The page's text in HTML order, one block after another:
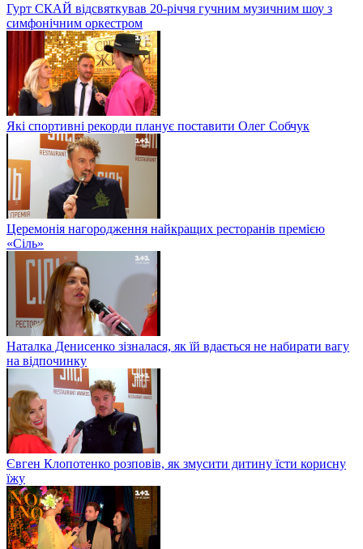
Гурт СКАЙ відсвяткував 20-річчя гучним музичним шоу з
симфонічним оркестром
Які спортивні рекорди планує поставити Олег Собчук
Церемонія нагородження найкращих ресторанів премією
«Сіль»
Наталка Денисенко зізналася, як їй вдається не набирати вагу
на відпочинку
Євген Клопотенко розповів, як змусити дитину їсти корисну
їжу